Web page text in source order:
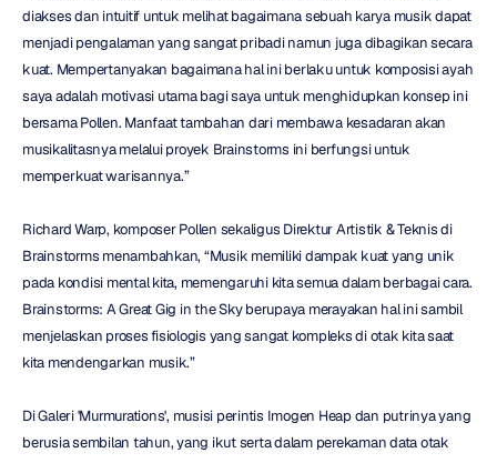
diakses dan intuitif untuk melihat bagaimana sebuah karya musik dapat
menjadi pengalaman yang sangat pribadi namun juga dibagikan secara
kuat. Mempertanyakan bagaimana hal ini berlaku untuk komposisi ayah
saya adalah motivasi utama bagi saya untuk menghidupkan konsep ini
bersama Pollen. Manfaat tambahan dari membawa kesadaran akan
musikalitasnya melalui proyek Brainstorms ini berfungsi untuk
memperkuat warisannya.”
Richard Warp, komposer Pollen sekaligus Direktur Artistik & Teknis di
Brainstorms menambahkan, “Musik memiliki dampak kuat yang unik
pada kondisi mental kita, memengaruhi kita semua dalam berbagai cara.
Brainstorms: A Great Gig in the Sky berupaya merayakan hal ini sambil
menjelaskan proses fisiologis yang sangat kompleks di otak kita saat
kita mendengarkan musik.”
Di Galeri 'Murmurations', musisi perintis Imogen Heap dan putrinya yang
berusia sembilan tahun, yang ikut serta dalam perekaman data otak